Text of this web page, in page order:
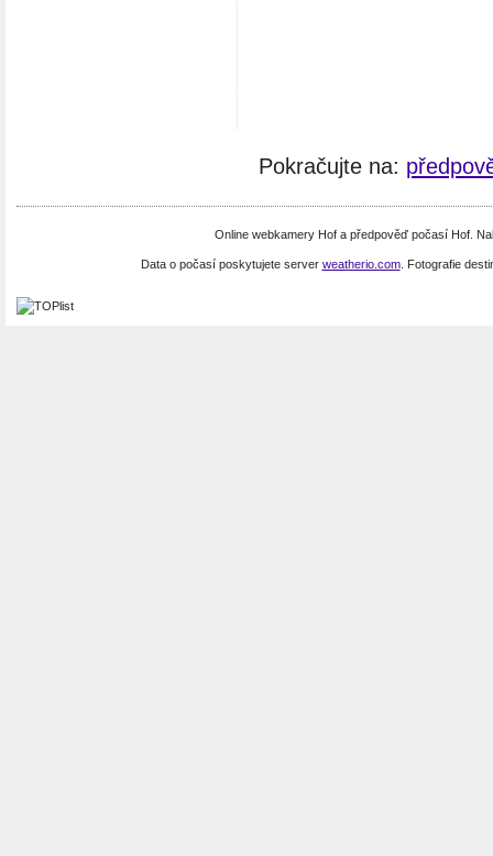
Pokračujte na:
Online webkamery Hof a předpověď počasí Hof.
Data o počasí poskytujete server weatherio.com. Fotografie